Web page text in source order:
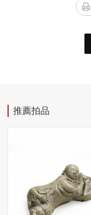
推薦拍品